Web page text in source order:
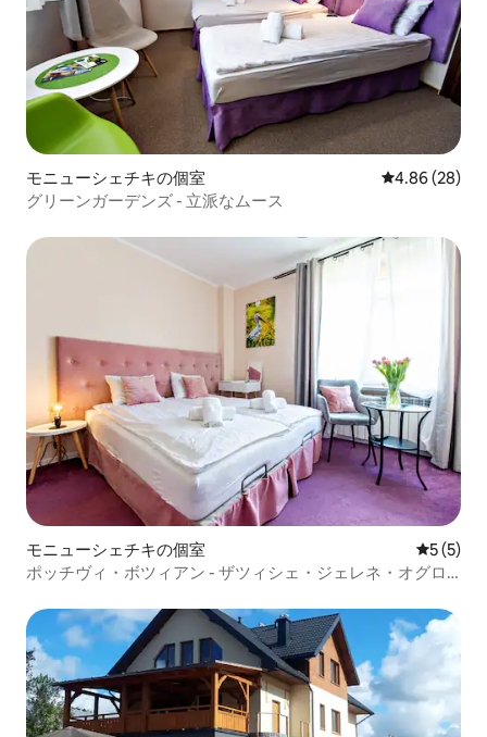
モニューシェチキの個室 レビュー28
4.86 (28)
グリーンガーデンズ - 立派なムース
モニューシェチキの個室 レビュー
5 (5)
ポッチヴィ・ボツィアン - ザツィシェ・ジェレネ・オグロ